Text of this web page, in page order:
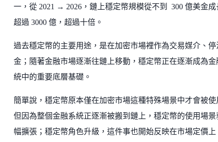
一，從 2021 → 2026，鏈上穩定幣規模從不到 300 億美金成
超過 3000 億，超過十倍。
過去穩定幣的主要用途，是在加密市場裡作為交易媒介、停
金；隨著金融市場逐漸往鏈上移動，穩定幣正在逐漸成為金
統中的重要底層基礎。
簡單說，穩定幣原本僅在加密市場這種特殊場景中才會被使
但因為整個金融系統正逐漸被搬到鏈上，穩定幣的使用場景
幅擴張；穩定幣角色升級，這件事也開始反映在市場定價上